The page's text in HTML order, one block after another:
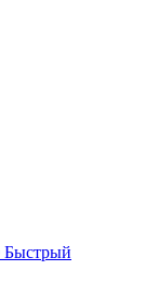
Быстрый